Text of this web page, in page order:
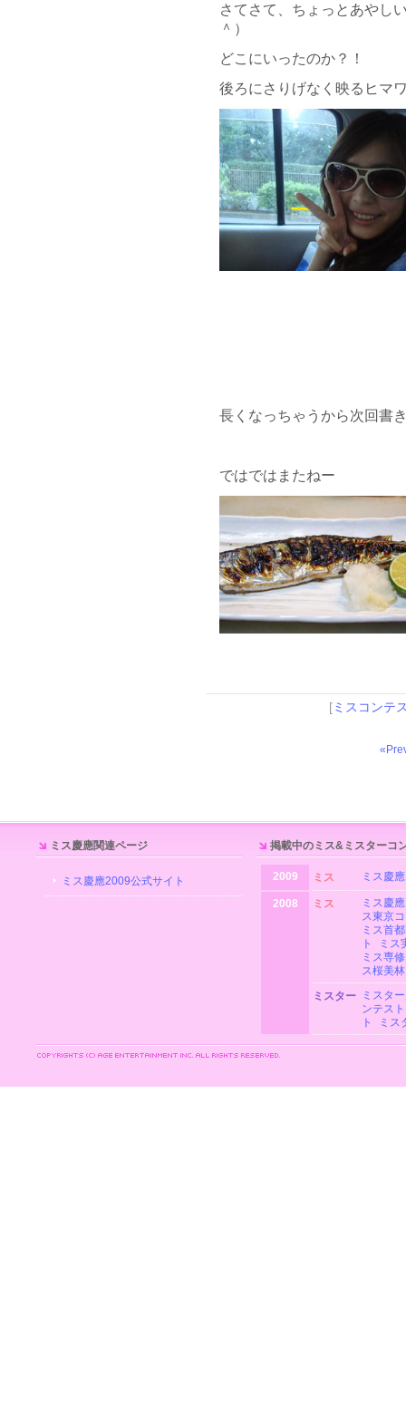
さてさて、ちょっとあやし
＾）
どこにいったのか？！
後ろにさりげなく映るヒマ
長くなっちゃうから次回書
ではではまたねー
[ミスコンテ
ミス慶應関連ページ
ミス慶應2009公式サイト
掲載中のミス&ミスターコ
2009 ミス ミス慶
2008 ミス
ミス慶
ス東京
ミス首
ト
ミス
ミス専
ス桜美
ミスター
ミスタ
ンテスト
ト
ミス